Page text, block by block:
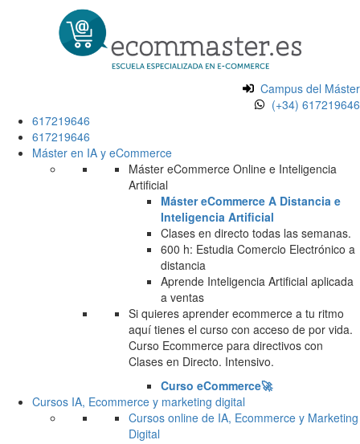
Campus del Máster
(+34) 617219646
617219646
617219646
Máster en IA y eCommerce
Máster eCommerce Online e Inteligencia
Artificial
Máster eCommerce A Distancia e
Inteligencia Artificial
Clases en directo todas las semanas.
600 h: Estudia Comercio Electrónico a
distancia
Aprende Inteligencia Artificial aplicada
a ventas
Si quieres aprender ecommerce a tu ritmo
aquí tienes el curso con acceso de por vida.
Curso Ecommerce para directivos con
Clases en Directo. Intensivo.
Curso eCommerce🚀
Cursos IA, Ecommerce y marketing digital
Cursos online de IA, Ecommerce y Marketing
Digital